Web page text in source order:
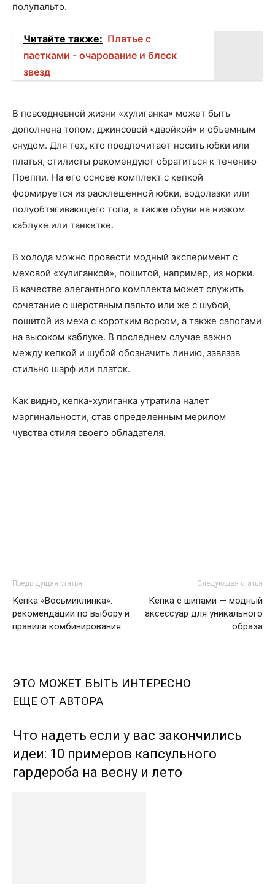
полупальто.
Читайте также: Платье с
паетками - очарование и блеск
звезд
В повседневной жизни «хулиганка» может быть
дополнена топом, джинсовой «двойкой» и объемным
снудом. Для тех, кто предпочитает носить юбки или
платья, стилисты рекомендуют обратиться к течению
Преппи. На его основе комплект с кепкой
формируется из расклешенной юбки, водолазки или
полуобтягивающего топа, а также обуви на низком
каблуке или танкетке.
В холода можно провести модный эксперимент с
меховой «хулиганкой», пошитой, например, из норки.
В качестве элегантного комплекта может служить
сочетание с шерстяным пальто или же с шубой,
пошитой из меха с коротким ворсом, а также сапогами
на высоком каблуке. В последнем случае важно
между кепкой и шубой обозначить линию, завязав
стильно шарф или платок.
Как видно, кепка-хулиганка утратила налет
маргинальности, став определенным мерилом
чувства стиля своего обладателя.
Предыдущая статья
Кепка «Восьмиклинка»:
рекомендации по выбору и
правила комбинирования
Следующая статья
Кепка с шипами — модный
аксессуар для уникального
образа
ЭТО МОЖЕТ БЫТЬ ИНТЕРЕСНО
ЕЩЕ ОТ АВТОРА
Что надеть если у вас закончились
идеи: 10 примеров капсульного
гардероба на весну и лето